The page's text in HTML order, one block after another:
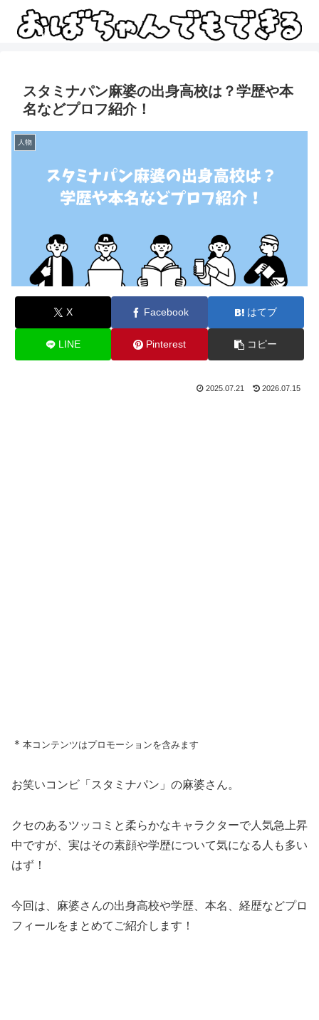
スタミナパン麻婆の出身高校は？学歴や本
名などプロフ紹介！
人物
X Facebook はてブ
LINE Pinterest コピー
2025.07.21 2026.07.15
＊ 本コンテンツはプロモーションを含みます
お笑いコンビ「スタミナパン」の麻婆さん。
クセのあるツッコミと柔らかなキャラクターで人気急上昇
中ですが、実はその素顔や学歴について気になる人も多い
はず！
今回は、麻婆さんの出身高校や学歴、本名、経歴などプロ
フィールをまとめてご紹介します！